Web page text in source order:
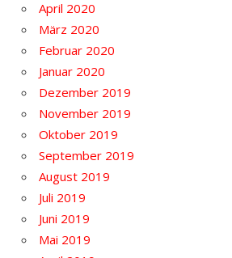
April 2020
März 2020
Februar 2020
Januar 2020
Dezember 2019
November 2019
Oktober 2019
September 2019
August 2019
Juli 2019
Juni 2019
Mai 2019